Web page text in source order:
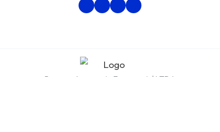
Persona Assessoria Empresarial LTDA